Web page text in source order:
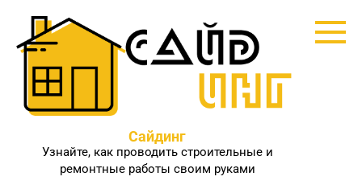
контенту
Сайдинг
Узнайте, как проводить строительные и
ремонтные работы своим руками